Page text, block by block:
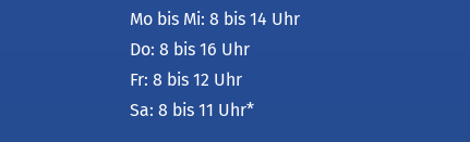
Mo bis Mi: 8 bis 14 Uhr
Do: 8 bis 16 Uhr
Fr: 8 bis 12 Uhr
Sa: 8 bis 11 Uhr*